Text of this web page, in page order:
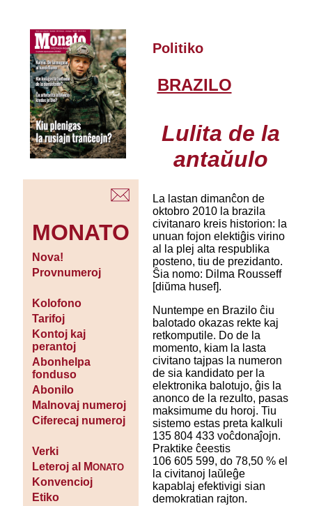
MONATO
Nova!
Provnumeroj
Kolofono
Tarifoj
Kontoj kaj
perantoj
Abonhelpa
fonduso
Abonilo
Malnovaj numeroj
Ciferecaj numeroj
Verki
Leteroj al MONATO
Konvencioj
Etiko
Politiko
BRAZILO
Lulita de la
antaŭulo
La lastan dimanĉon de
oktobro 2010 la brazila
civitanaro kreis historion: la
unuan fojon elektiĝis virino
al la plej alta respublika
posteno, tiu de prezidanto.
Ŝia nomo: Dilma Rousseff
[diŭma husef].
Nuntempe en Brazilo ĉiu
balotado okazas rekte kaj
retkomputile. Do de la
momento, kiam la lasta
civitano tajpas la numeron
de sia kandidato per la
elektronika balotujo, ĝis la
anonco de la rezulto, pasas
maksimume du horoj. Tiu
sistemo estas preta kalkuli
135 804 433 voĉdonaĵojn.
Praktike ĉeestis
106 605 599, do 78,50 % el
la civitanoj laŭleĝe
kapablaj efektivigi sian
demokratian rajton.